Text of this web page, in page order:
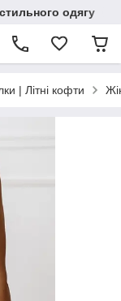
одягу
| Літні кофти